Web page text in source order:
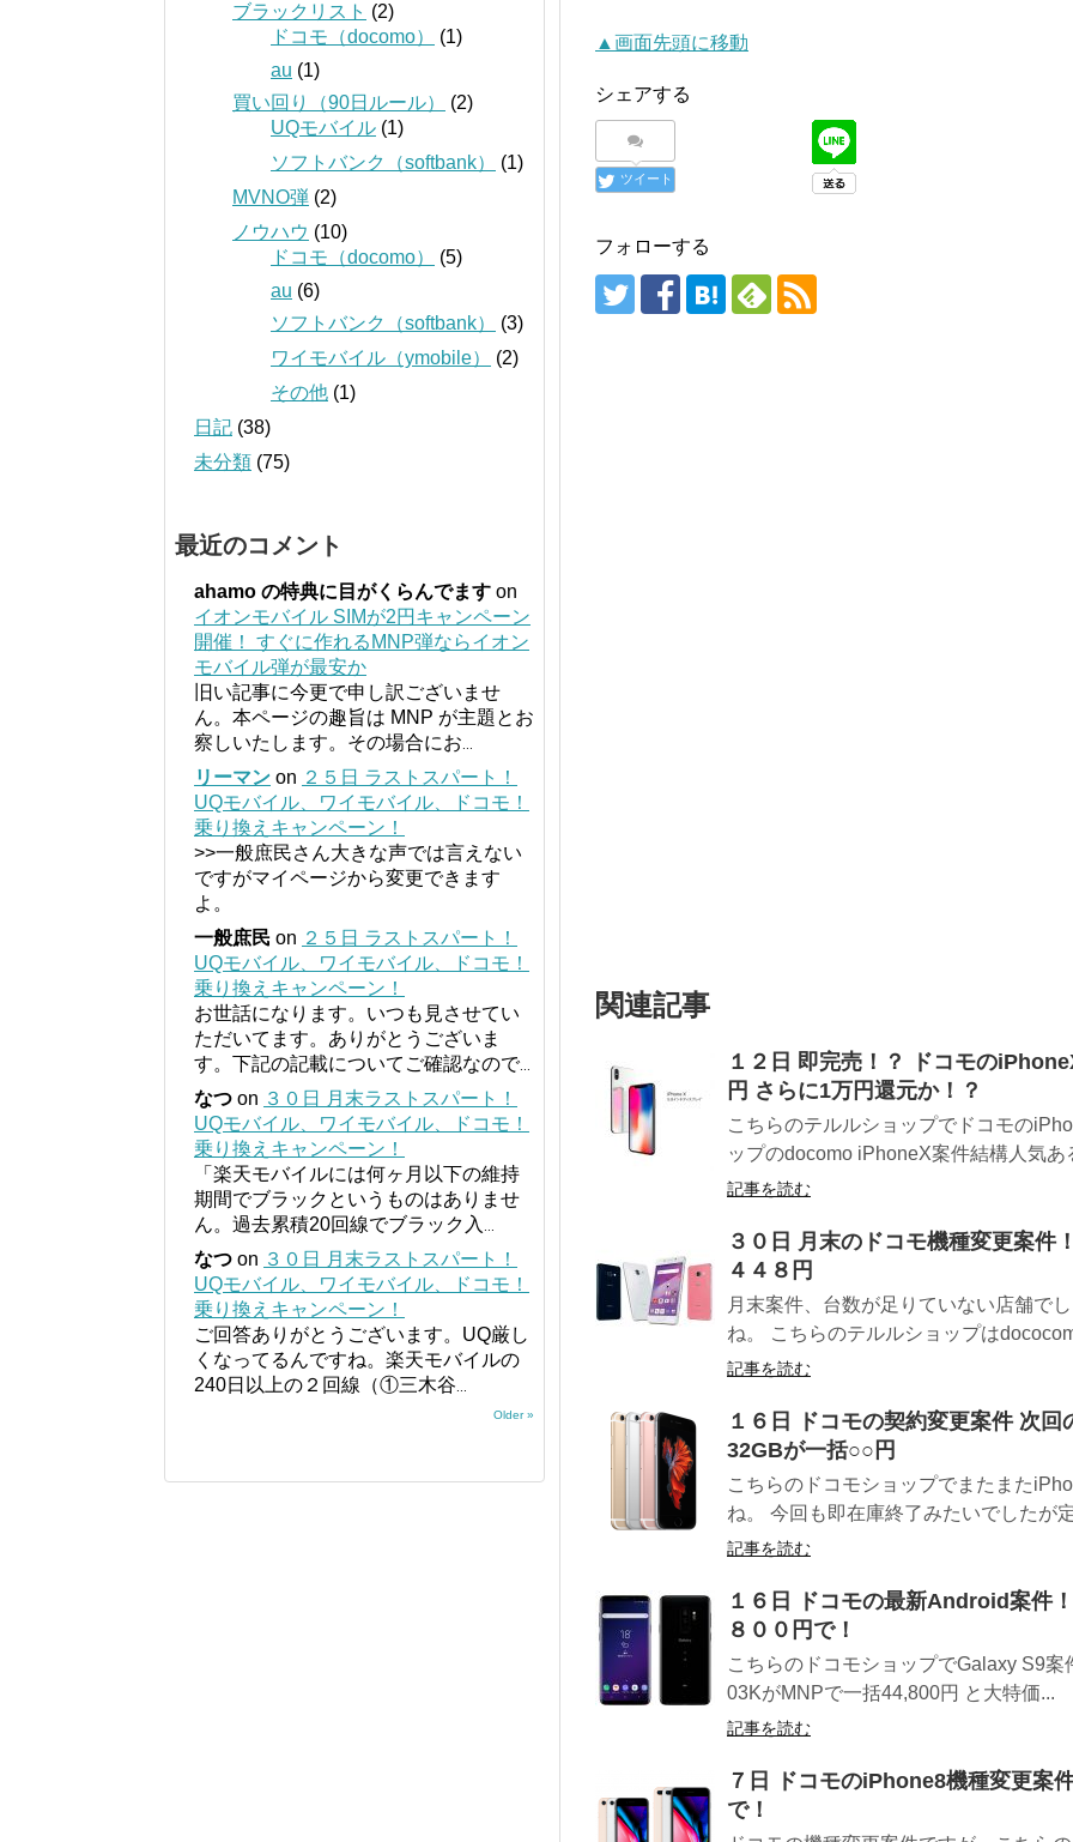
▲画面先頭に移動
シェアする
ツイート
フォローする
関連記事
１２日 即完売！？ ドコモの
円 さらに1万円還元か！？
こちらのテルルショップでドコモの
ップのdocomo iPhoneX案件結構人気あ
記事を読む
３０日 月末のドコモ機種変更案件
４４８円
月末案件、台数が足りていない店舗で
ね。 こちらのテルルショップは
記事を読む
１６日 ドコモの契約変更案件 次
32GBが一括○○円
こちらのドコモショップでまたまた
ね。 今回も即在庫終了みたいでしたが
記事を読む
１６日 ドコモの最新Android案件
８００円で！
こちらのドコモショップでGalaxy S9
03KがMNPで一括44,800円 と大特価...
記事を読む
７日 ドコモのiPhone8機種変更案
で！
ブラックリスト (2)
ドコモ（docomo）
(1)
au (1)
買い回り（90日ルール）
(2)
UQモバイル (1)
ソフトバンク（softbank）
(1)
MVNO弾 (2)
ノウハウ (10)
ドコモ（docomo）
(5)
au (6)
ソフトバンク（softbank）
(3)
ワイモバイル（ymobile）
(2)
その他 (1)
日記 (38)
未分類 (75)
最近のコメント
ahamo の特典に目がくらんでます on
イオンモバイル SIMが2円キャンペーン
開催！ すぐに作れるMNP弾ならイオン
モバイル弾が最安か
旧い記事に今更で申し訳ございませ
ん。本ページの趣旨は MNP が主題とお
察しいたします。その場合にお
リーマン on ２５日 ラストスパート！
UQモバイル、ワイモバイル、ドコモ！
乗り換えキャンペーン！
>>一般庶民さん大きな声では言えない
ですがマイページから変更できます
よ。
一般庶民 on ２５日 ラストスパート！
UQモバイル、ワイモバイル、ドコモ！
乗り換えキャンペーン！
お世話になります。いつも見させてい
ただいてます。ありがとうございま
す。下記の記載についてご確認なので...
なつ on ３０日 月末ラストスパート！
UQモバイル、ワイモバイル、ドコモ！
乗り換えキャンペーン！
「楽天モバイルには何ヶ月以下の維持
期間でブラックというものはありませ
ん。過去累積20回線でブラック入
なつ on ３０日 月末ラストスパート！
UQモバイル、ワイモバイル、ドコモ！
乗り換えキャンペーン！
ご回答ありがとうございます。UQ厳し
くなってるんですね。楽天モバイルの
240日以上の２回線（①三木谷
Older »